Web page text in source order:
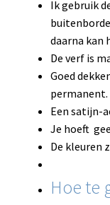
Ik gebruik
daarna kan
De verf is
Goed
permanent.
Een satijn-
Je hoeft
De kleuren
Hoe te